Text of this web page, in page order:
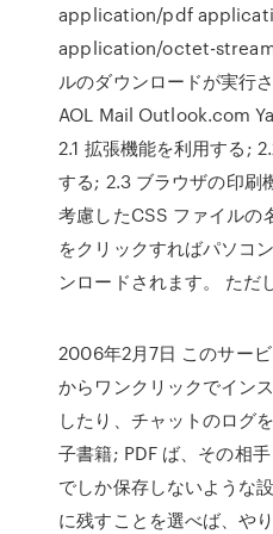
application/pdf
application/octet-stream
ルのダウンロードが実行
AOL Mail Outlook.com
2.1 拡張機能を利用する;
する; 2.3 ブラウザの印刷
考慮したCSS ファイルの
をクリックすればパソコ
ンロードされます。 ただ
2006年2月7日 このサー
からワンクリックでイン
したり、チャットのログ
子書籍; PDF ば、その相
でしか保存しないような
に残すことを選べば、や